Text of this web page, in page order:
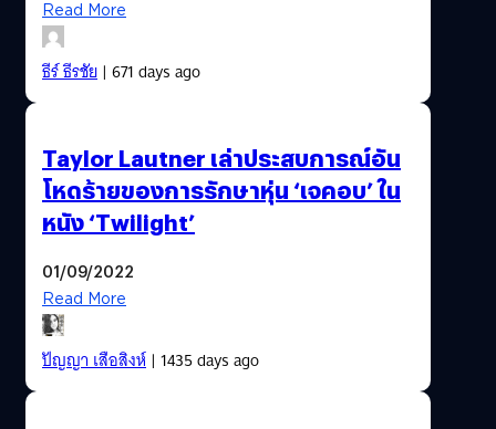
Read More
ธีร์ ธีรชัย| 671 days ago
Taylor Lautner เล่าประสบการณ์อัน
โหดร้ายของการรักษาหุ่น ‘เจคอบ’ ใน
หนัง ‘Twilight’
01/09/2022
Read More
ปัญญา เสือสิงห์| 1435 days ago